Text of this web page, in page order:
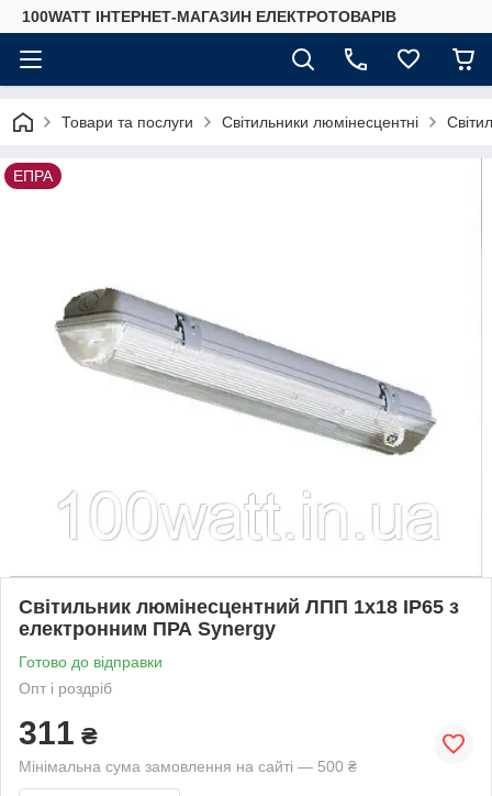
100WATT ІНТЕРНЕТ-МАГАЗИН ЕЛЕКТРОТОВАРІВ
Товари та послуги Світильники люмінесцентні
ЕПРА
Світильник люмінесцентний ЛПП 1х18 IP65 з
електронним ПРА Synergy
Готово до відправки
Опт і роздріб
311 ₴
Мінімальна сума замовлення на сайті — 500 ₴